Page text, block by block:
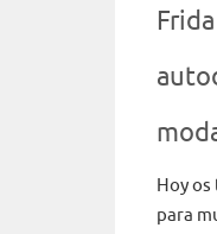
Hoy
para